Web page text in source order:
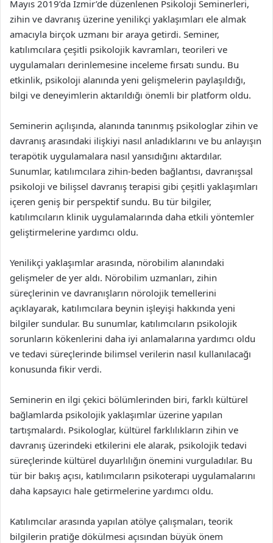
Mayıs 2019’da İzmir’de düzenlenen Psikoloji Seminerleri,
zihin ve davranış üzerine yenilikçi yaklaşımları ele almak
amacıyla birçok uzmanı bir araya getirdi. Seminer,
katılımcılara çeşitli psikolojik kavramları, teorileri ve
uygulamaları derinlemesine inceleme fırsatı sundu. Bu
etkinlik, psikoloji alanında yeni gelişmelerin paylaşıldığı,
bilgi ve deneyimlerin aktarıldığı önemli bir platform oldu.
Seminerin açılışında, alanında tanınmış psikologlar zihin ve
davranış arasındaki ilişkiyi nasıl anladıklarını ve bu anlayışın
terapötik uygulamalara nasıl yansıdığını aktardılar.
Sunumlar, katılımcılara zihin-beden bağlantısı, davranışsal
psikoloji ve bilişsel davranış terapisi gibi çeşitli yaklaşımları
içeren geniş bir perspektif sundu. Bu tür bilgiler,
katılımcıların klinik uygulamalarında daha etkili yöntemler
geliştirmelerine yardımcı oldu.
Yenilikçi yaklaşımlar arasında, nörobilim alanındaki
gelişmeler de yer aldı. Nörobilim uzmanları, zihin
süreçlerinin ve davranışların nörolojik temellerini
açıklayarak, katılımcılara beynin işleyişi hakkında yeni
bilgiler sundular. Bu sunumlar, katılımcıların psikolojik
sorunların kökenlerini daha iyi anlamalarına yardımcı oldu
ve tedavi süreçlerinde bilimsel verilerin nasıl kullanılacağı
konusunda fikir verdi.
Seminerin en ilgi çekici bölümlerinden biri, farklı kültürel
bağlamlarda psikolojik yaklaşımlar üzerine yapılan
tartışmalardı. Psikologlar, kültürel farklılıkların zihin ve
davranış üzerindeki etkilerini ele alarak, psikolojik tedavi
süreçlerinde kültürel duyarlılığın önemini vurguladılar. Bu
tür bir bakış açısı, katılımcıların psikoterapi uygulamalarını
daha kapsayıcı hale getirmelerine yardımcı oldu.
Katılımcılar arasında yapılan atölye çalışmaları, teorik
bilgilerin pratiğe dökülmesi açısından büyük önem